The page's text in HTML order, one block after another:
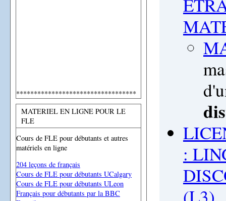
**********************************
MATERIEL EN LIGNE POUR LE
FLE
Cours de FLE pour débutants et autres
matériels en ligne
204 leçons de français
Cours de FLE pour débutants UCalgary
Cours de FLE pour débutants ULeon
Français pour débutants par la BBC
: